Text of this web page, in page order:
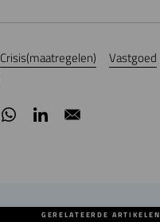
Crisis(maatregelen) Vastgoed
GERELATEERDE ARTIKELEN